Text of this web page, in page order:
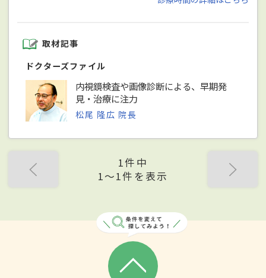
取材記事
ドクターズファイル
内視鏡検査や画像診断による、早期発
見・治療に注力
松尾 隆広 院長
1件中
1〜1件を表示